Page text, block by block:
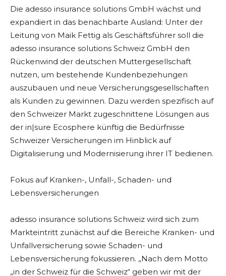
Die adesso insurance solutions GmbH wächst und
expandiert in das benachbarte Ausland: Unter der
Leitung von Maik Fettig als Geschäftsführer soll die
adesso insurance solutions Schweiz GmbH den
Rückenwind der deutschen Muttergesellschaft
nutzen, um bestehende Kundenbeziehungen
auszubauen und neue Versicherungsgesellschaften
als Kunden zu gewinnen. Dazu werden spezifisch auf
den Schweizer Markt zugeschnittene Lösungen aus
der in|sure Ecosphere künftig die Bedürfnisse
Schweizer Versicherungen im Hinblick auf
Digitalisierung und Modernisierung ihrer IT bedienen.
Fokus auf Kranken-, Unfall-, Schaden- und
Lebensversicherungen
adesso insurance solutions Schweiz wird sich zum
Markteintritt zunächst auf die Bereiche Kranken- und
Unfallversicherung sowie Schaden- und
Lebensversicherung fokussieren. „Nach dem Motto
„in der Schweiz für die Schweiz“ geben wir mit der